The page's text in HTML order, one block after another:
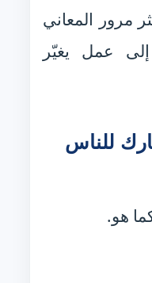
مرور المعاني
عمل يغيّر
للناس
هو.